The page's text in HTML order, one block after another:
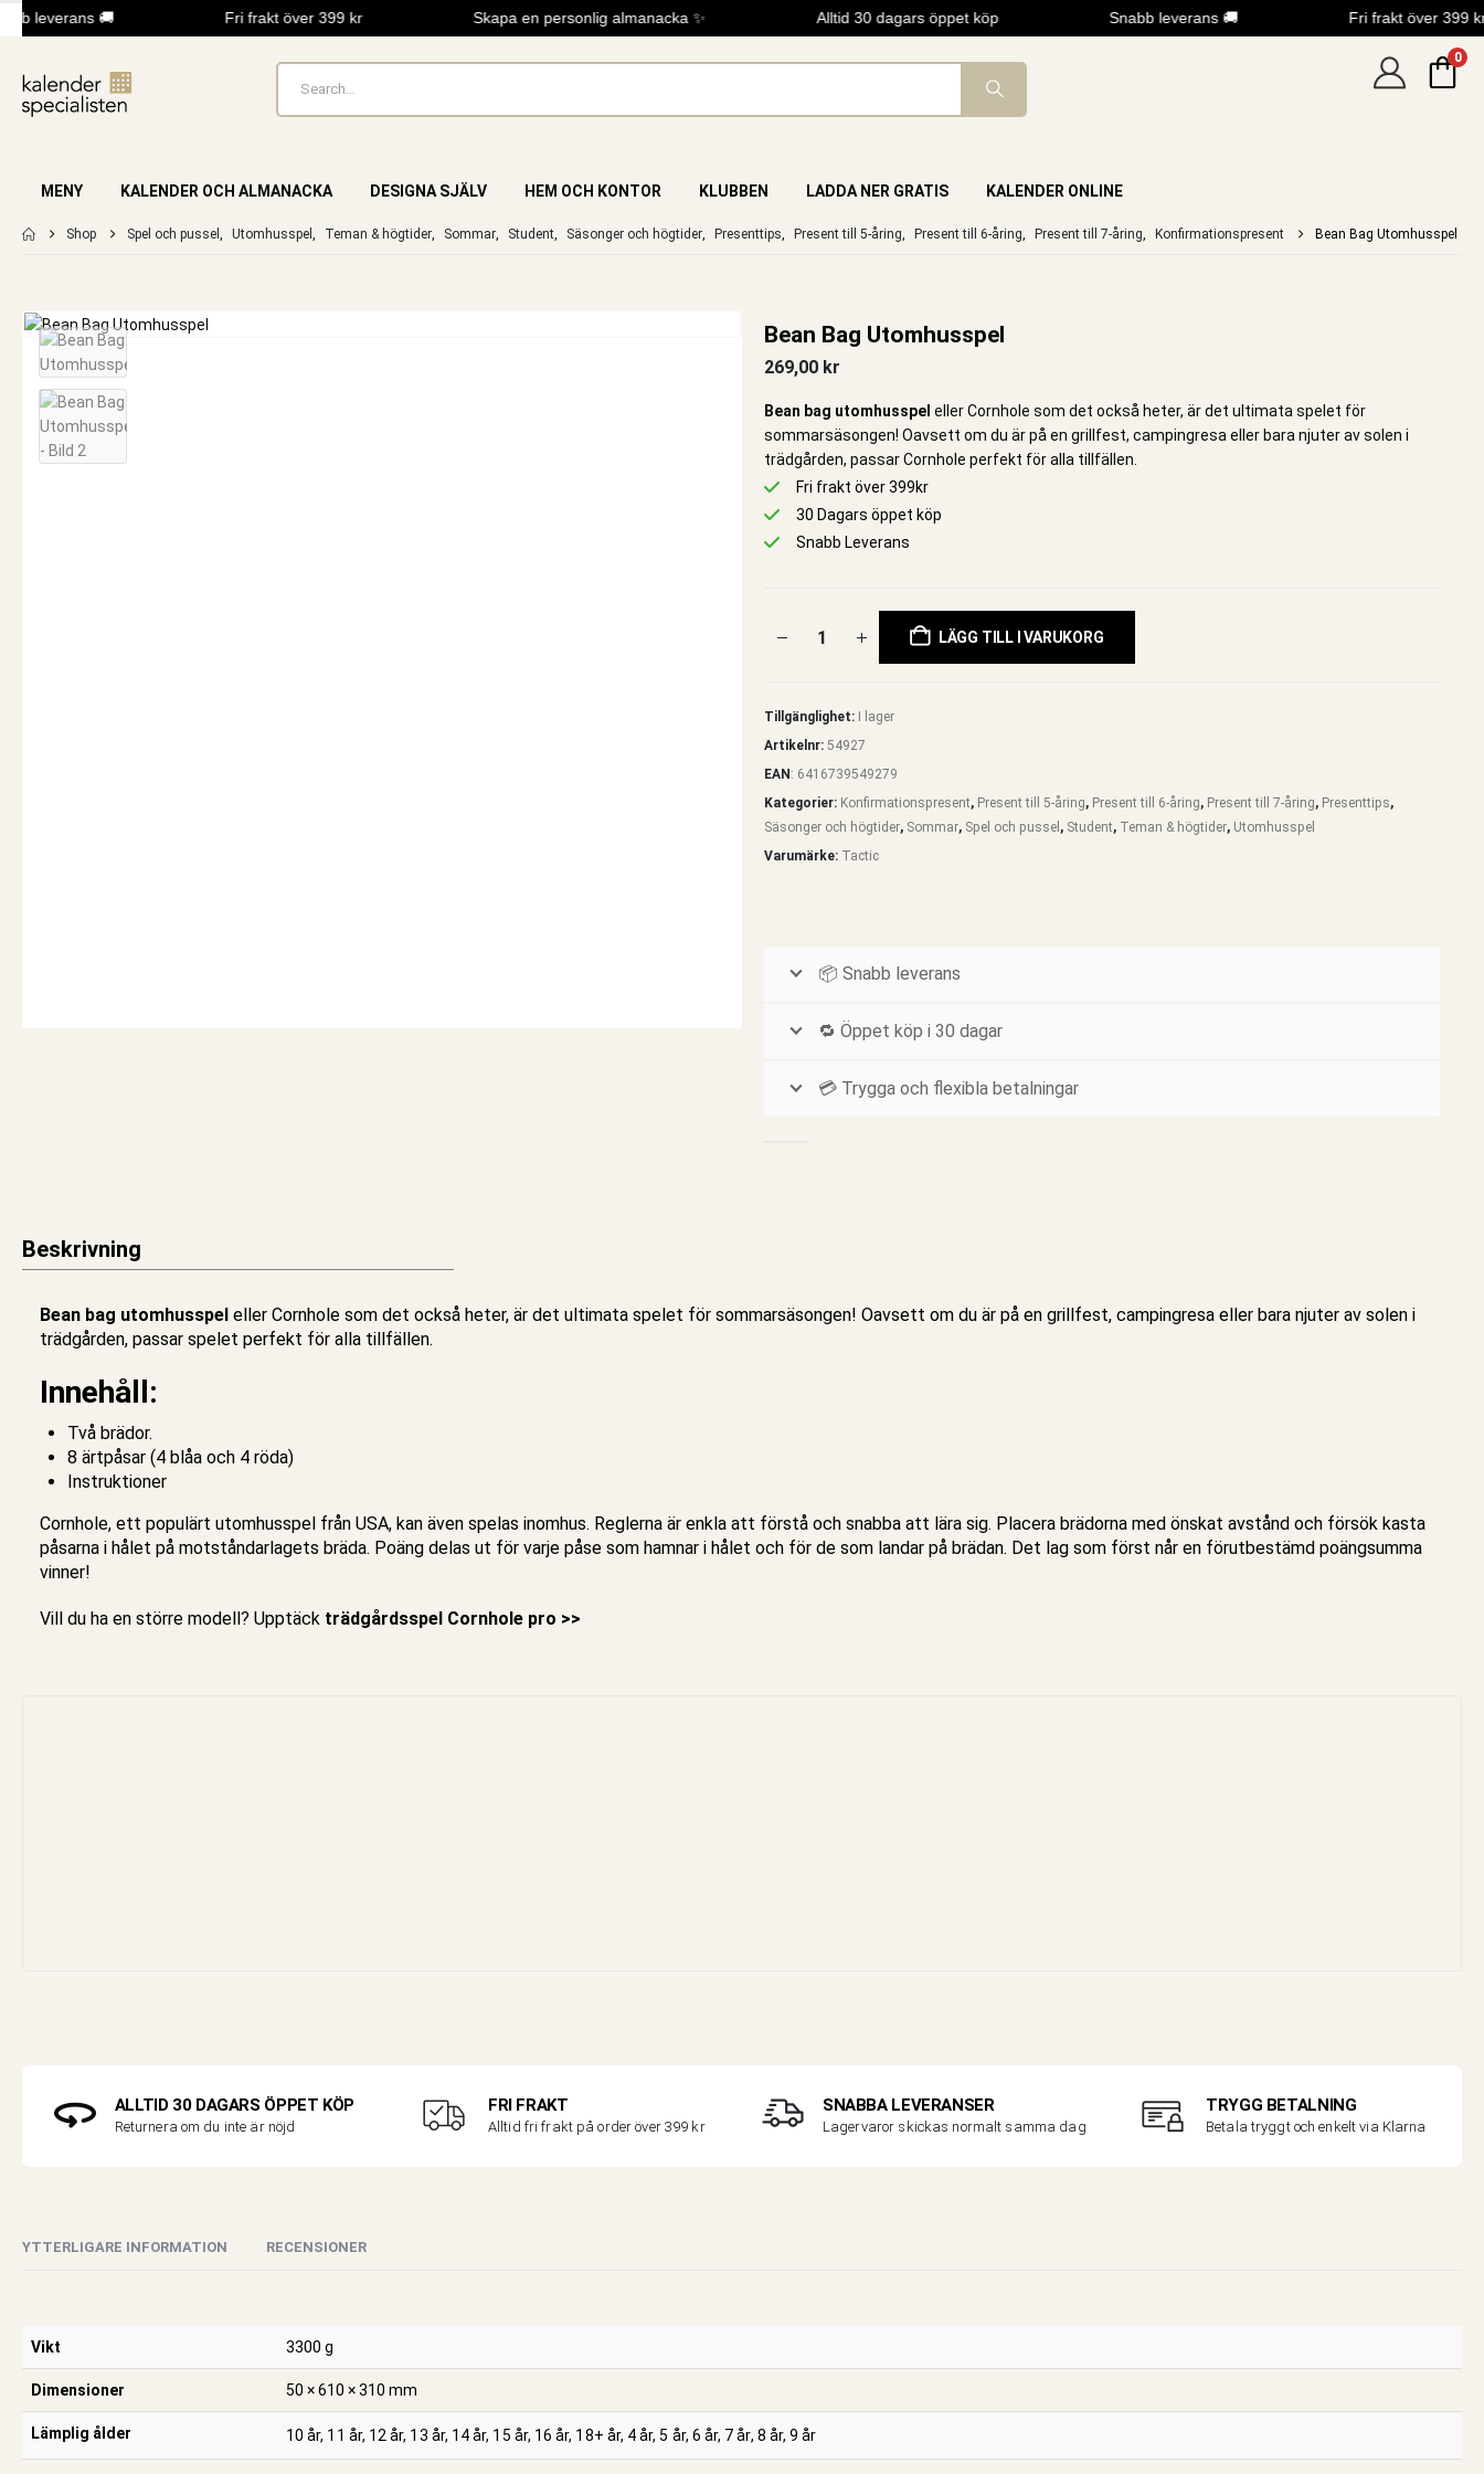
leverans 🚚 Fri frakt över 399 kr Skapa en personlig almanacka ✨ Alltid 30 dagars öppet köp Snabb leverans 🚚 Fri frakt över 399 kr
0
MENY KALENDER OCH ALMANACKA DESIGNA SJÄLV HEM OCH KONTOR KLUBBEN LADDA NER GRATIS KALENDER ONLINE
Shop Spel och pussel , Utomhusspel , Teman & högtider, Sommar, Student, Säsonger och högtider, Presenttips, Present till 5-åring, Present till 6-åring, Present till 7-åring, Konfirmationspresent Bean Bag Utomhusspel
Bean Bag Utomhusspel
269,00 kr
Bean bag utomhusspel eller Cornhole som det också heter, är det ultimata spelet för
sommarsäsongen! Oavsett om du är på en grillfest, campingresa eller bara njuter av solen i
trädgården, passar Cornhole perfekt för alla tillfällen.
Fri frakt över 399kr
30 Dagars öppet köp
Snabb Leverans
LÄGG TILL I VARUKORG
Tillgänglighet:
I lager
Artikelnr: 54927
EAN : 6416739549279
Kategorier: Konfirmationspresent, Present till 5-åring, Present till 6-åring, Present till 7-åring, Presenttips,
Säsonger och högtider, Sommar, Spel och pussel , Student, Teman & högtider, Utomhusspel
Varumärke: Tactic
📦 Snabb leverans
🔁 Öppet köp i 30 dagar
💳 Trygga och flexibla betalningar
Beskrivning
Bean bag utomhusspel eller Cornhole som det också heter, är det ultimata spelet för sommarsäsongen! Oavsett om du är på en grillfest, campingresa eller bara njuter av solen i
trädgården, passar spelet perfekt för alla tillfällen.
Innehåll:
Två brädor.
8 ärtpåsar (4 blåa och 4 röda)
Instruktioner
Cornhole, ett populärt utomhusspel från USA, kan även spelas inomhus. Reglerna är enkla att förstå och snabba att lära sig. Placera brädorna med önskat avstånd och försök kasta
påsarna i hålet på motståndarlagets bräda. Poäng delas ut för varje påse som hamnar i hålet och för de som landar på brädan. Det lag som först når en förutbestämd poängsumma
vinner!
Vill du ha en större modell? Upptäck trädgårdsspel Cornhole pro >>
ALLTID 30 DAGARS ÖPPET KÖP
Returnera om du inte är nöjd
FRI FRAKT
Alltid fri frakt på order över 399 kr
SNABBA LEVERANSER
Lagervaror skickas normalt samma dag
TRYGG BETALNING
Betala tryggt och enkelt via Klarna
YTTERLIGARE INFORMATION RECENSIONER
Vikt 3300 g
Dimensioner 50 × 610 × 310 mm
Lämplig ålder 10 år, 11 år, 12 år, 13 år, 14 år, 15 år, 16 år, 18+ år, 4 år, 5 år, 6 år, 7 år, 8 år, 9 år